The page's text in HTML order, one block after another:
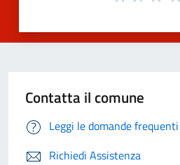
Contatta il comune
Leggi le domande frequenti
Richiedi Assistenza